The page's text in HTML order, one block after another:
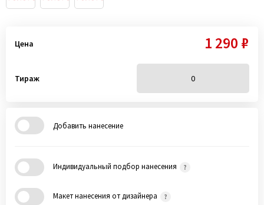
Цена 1 290 ₽
Тираж
Добавить нанесение
Индивидуальный подбор нанесения
Макет нанесения от дизайнера